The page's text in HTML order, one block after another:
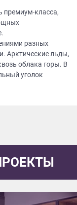
премиум-класса,
разных
Арктические льды,
облака горы. В
уголок